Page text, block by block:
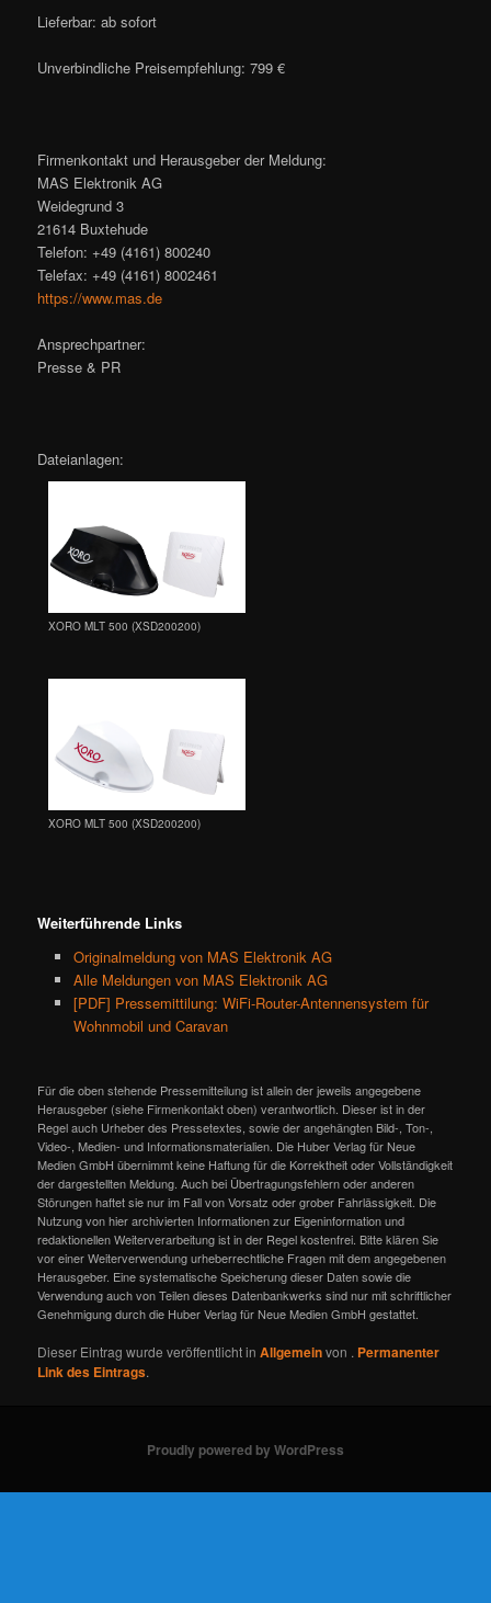
Lieferbar: ab sofort
Unverbindliche Preisempfehlung: 799 €
Firmenkontakt und Herausgeber der Meldung:
MAS Elektronik AG
Weidegrund 3
21614 Buxtehude
Telefon: +49 (4161) 800240
Telefax: +49 (4161) 8002461
https://www.mas.de
Ansprechpartner:
Presse & PR
Dateianlagen:
XORO MLT 500 (XSD200200)
XORO MLT 500 (XSD200200)
Weiterführende Links
Originalmeldung von MAS Elektronik AG
Alle Meldungen von MAS Elektronik AG
[PDF] Pressemittilung: WiFi-Router-Antennensystem für
Wohnmobil und Caravan
Für die oben stehende Pressemitteilung ist allein der jeweils angegebene
Herausgeber (siehe Firmenkontakt oben) verantwortlich. Dieser ist in der
Regel auch Urheber des Pressetextes, sowie der angehängten Bild-, Ton-,
Video-, Medien- und Informationsmaterialien. Die Huber Verlag für Neue
Medien GmbH übernimmt keine Haftung für die Korrektheit oder Vollständigkeit
der dargestellten Meldung. Auch bei Übertragungsfehlern oder anderen
Störungen haftet sie nur im Fall von Vorsatz oder grober Fahrlässigkeit. Die
Nutzung von hier archivierten Informationen zur Eigeninformation und
redaktionellen Weiterverarbeitung ist in der Regel kostenfrei. Bitte klären Sie
vor einer Weiterverwendung urheberrechtliche Fragen mit dem angegebenen
Herausgeber. Eine systematische Speicherung dieser Daten sowie die
Verwendung auch von Teilen dieses Datenbankwerks sind nur mit schriftlicher
Genehmigung durch die Huber Verlag für Neue Medien GmbH gestattet.
Dieser Eintrag wurde veröffentlicht inAllgemeinvon . Permanenter
Link des Eintrags.
Proudly powered by WordPress